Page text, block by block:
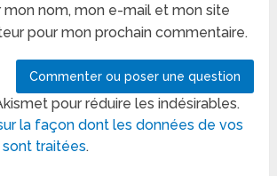
mon nom, mon e-mail et mon site
pour mon prochain commentaire.
pour réduire les indésirables.
la façon dont les données de vos
traitées.